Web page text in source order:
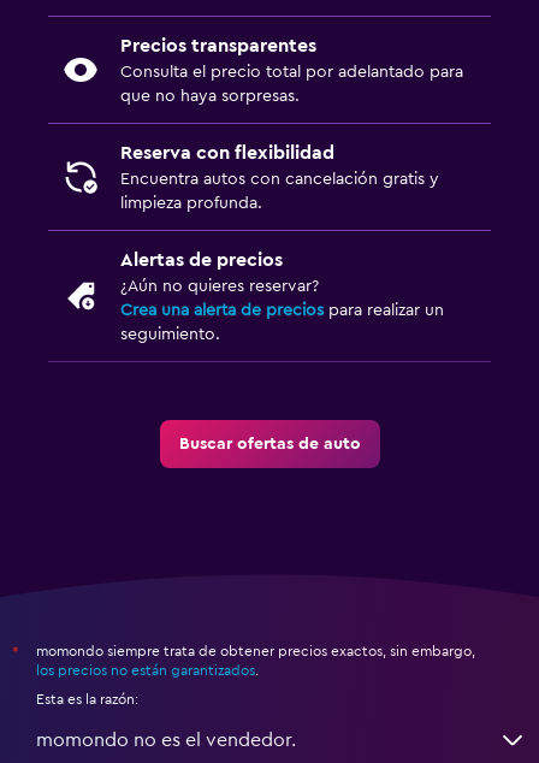
Precios transparentes
Consulta el precio total por adelantado para
que no haya sorpresas.
Reserva con flexibilidad
Encuentra autos con cancelación gratis y
limpieza profunda.
Alertas de precios
¿Aún no quieres reservar?
Crea una alerta de precios para realizar un
seguimiento.
Buscar ofertas de auto
*
momondo siempre trata de obtener precios exactos, sin embargo,
los precios no están garantizados.
Esta es la razón:
momondo no es el vendedor.